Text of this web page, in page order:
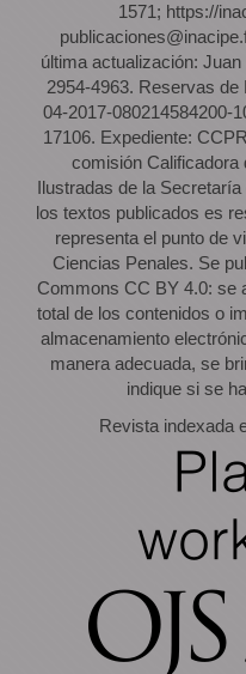
1571; https://
última actualización:
2954-4963. Reservas
04-2017-080214584200-
17106. Expediente:
comisión
Ilustradas de la
los textos publicados es
representa el punto de
Ciencias Penales. Se
Commons CC BY 4.0: se
total de los contenidos o
almacenamiento
manera adecuada, se
indique si se
Revista indexada